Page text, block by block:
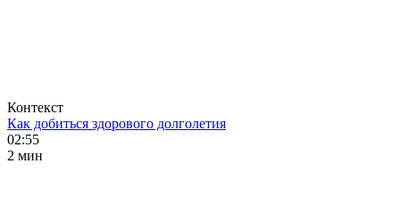
Контекст
Как добиться здорового долголетия
02:55
2 мин